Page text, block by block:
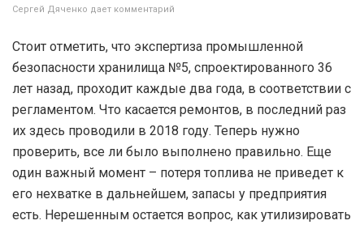
Сергей Дяченко дает комментарий
Стоит отметить, что экспертиза промышленной
безопасности хранилища №5, спроектированного 36
лет назад, проходит каждые два года, в соответствии с
регламентом. Что касается ремонтов, в последний раз
их здесь проводили в 2018 году. Теперь нужно
проверить, все ли было выполнено правильно. Еще
один важный момент – потеря топлива не приведет к
его нехватке в дальнейшем, запасы у предприятия
есть. Нерешенным остается вопрос, как утилизировать